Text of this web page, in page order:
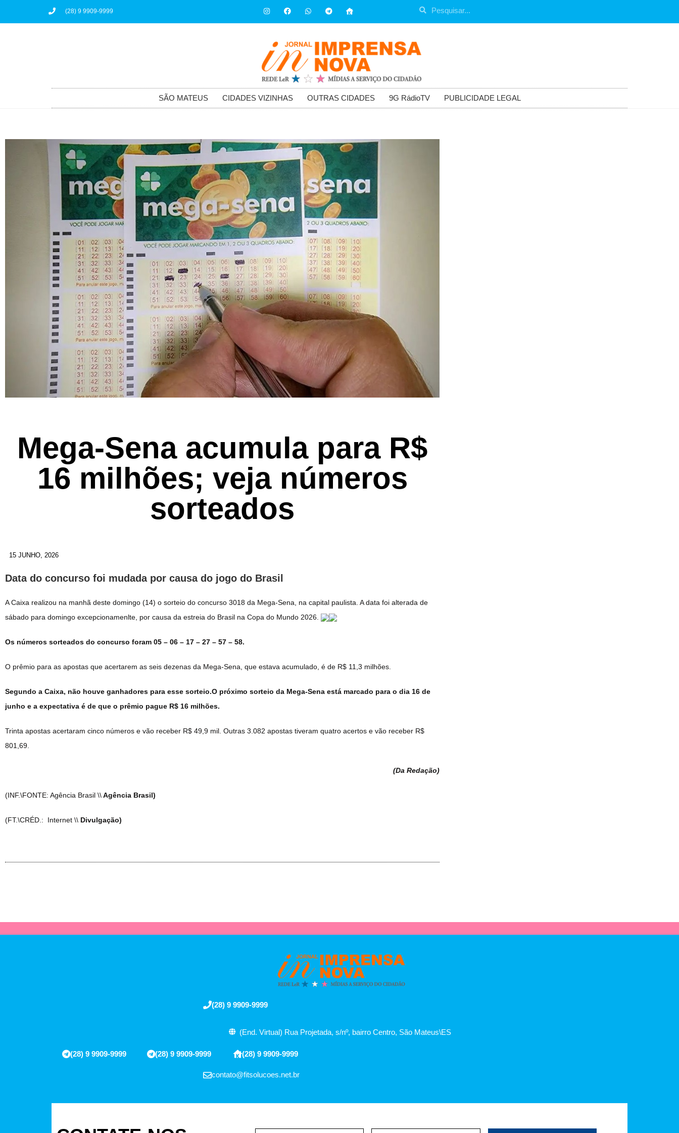
(28) 9 9909-9999
SÃO MATEUS CIDADES VIZINHAS OUTRAS CIDADES 9G RádioTV PUBLICIDADE LEGAL
Mega-Sena acumula para R$
16 milhões; veja números
sorteados
15 JUNHO, 2026
Data do concurso foi mudada por causa do jogo do Brasil
A Caixa realizou na manhã deste domingo (14) o sorteio do concurso 3018 da Mega-Sena, na capital paulista. A data foi alterada de
sábado para domingo excepcionamenlte, por causa da estreia do Brasil na Copa do Mundo 2026.
Os números sorteados do concurso foram 05 – 06 – 17 – 27 – 57 – 58.
O prêmio para as apostas que acertarem as seis dezenas da Mega-Sena, que estava acumulado, é de R$ 11,3 milhões.
Segundo a Caixa, não houve ganhadores para esse sorteio.O próximo sorteio da Mega-Sena está marcado para o dia 16 de
junho e a expectativa é de que o prêmio pague R$ 16 milhões.
Trinta apostas acertaram cinco números e vão receber R$ 49,9 mil. Outras 3.082 apostas tiveram quatro acertos e vão receber R$
801,69.
(Da Redação)
(INF.\FONTE: Agência Brasil \\Agência Brasil)
(FT.\CRÉD.: Internet \\ Divulgação)
(28) 9 9909-9999
(End. Virtual) Rua Projetada, s/nº, bairro Centro, São Mateus\ES
(28) 9 9909-9999 (28) 9 9909-9999 (28) 9 9909-9999
contato@fitsolucoes.net.br